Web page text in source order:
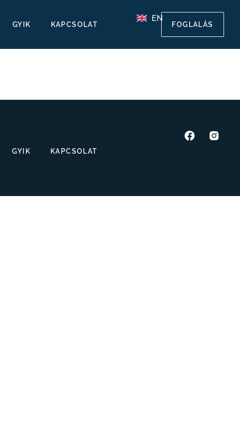
GYIK KAPCSOLAT
EN
FOGLALÁS
GYIK
KAPCSOLAT